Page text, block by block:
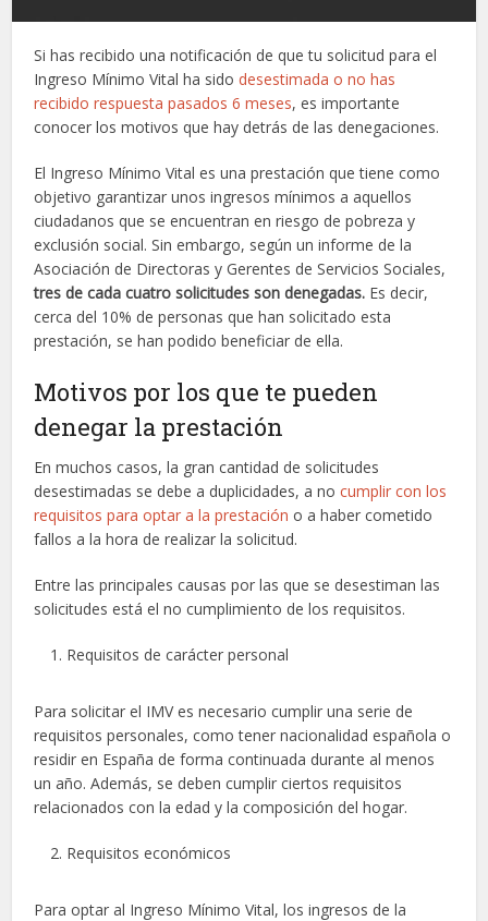
Si has recibido una notificación de que tu solicitud para el
Ingreso Mínimo Vital ha sidodesestimada o no has
recibido respuesta pasados 6 meses, es importante
conocer los motivos que hay detrás de las denegaciones.
El Ingreso Mínimo Vital es una prestación que tiene como
objetivo garantizar unos ingresos mínimos a aquellos
ciudadanos que se encuentran en riesgo de pobreza y
exclusión social. Sin embargo, según un informe de la
Asociación de Directoras y Gerentes de Servicios Sociales,
tres de cada cuatro solicitudes son denegadas. Es decir,
cerca del 10% de personas que han solicitado esta
prestación, se han podido beneficiar de ella.
Motivos por los que te pueden
denegar la prestación
En muchos casos, la gran cantidad de solicitudes
desestimadas se debe a duplicidades, a nocumplir con los
requisitos para optar a la prestación o a haber cometido
fallos a la hora de realizar la solicitud.
Entre las principales causas por las que se desestiman las
solicitudes está el no cumplimiento de los requisitos.
Requisitos de carácter personal
Para solicitar el IMV es necesario cumplir una serie de
requisitos personales, como tener nacionalidad española o
residir en España de forma continuada durante al menos
un año. Además, se deben cumplir ciertos requisitos
relacionados con la edad y la composición del hogar.
Requisitos económicos
Para optar al Ingreso Mínimo Vital, los ingresos de la